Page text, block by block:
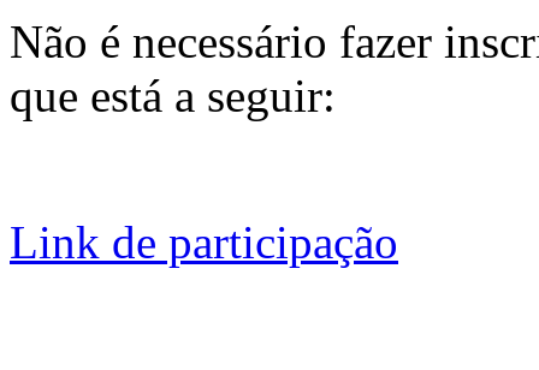
Não é necessário fazer
que está a seguir:
Link de participação